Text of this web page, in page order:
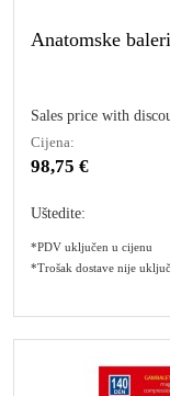
Anatomske
Sales price with
Cijena:
98,75 €
Uštedite:
*PDV uključen u cijenu
*Trošak dostave nije